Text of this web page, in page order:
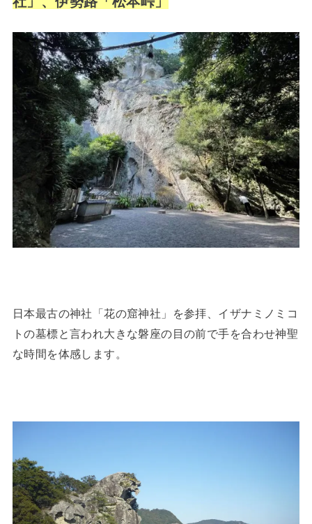
日本最古の神社「花の窟神社」を参拝、イザナミノミコ
トの墓標と言われ大きな磐座の目の前で手を合わせ神聖
な時間を体感します。